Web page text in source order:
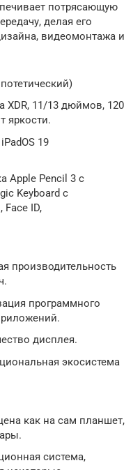
потрясающую
делая его
видеомонтажа и
XDR, 11/13 дюймов, 120
яркости.
19
Apple Pencil 3 с
Keyboard с
ID,
производительность
программного
дисплея.
экосистема
как на сам планшет,
система,